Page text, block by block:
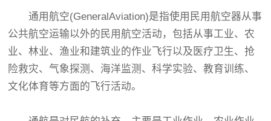
通用航空(GeneralAviation)是指使用民用航空器从事
公共航空运输以外的民用航空活动，包括从事工业、农
业、林业、渔业和建筑业的作业飞行以及医疗卫生、抢
险救灾、气象探测、海洋监测、科学实验、教育训练、
文化体育等方面的飞行活动。